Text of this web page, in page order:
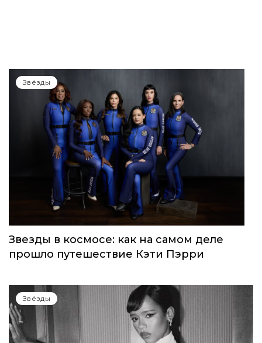
Звёзды
Звезды в космосе: как на самом деле
прошло путешествие Кэти Пэрри
Звёзды